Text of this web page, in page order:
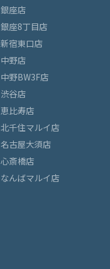
銀座店
銀座8丁目店
新宿東口店
中野店
中野BW3F店
渋谷店
恵比寿店
北千住マルイ店
名古屋大須店
心斎橋店
なんばマルイ店